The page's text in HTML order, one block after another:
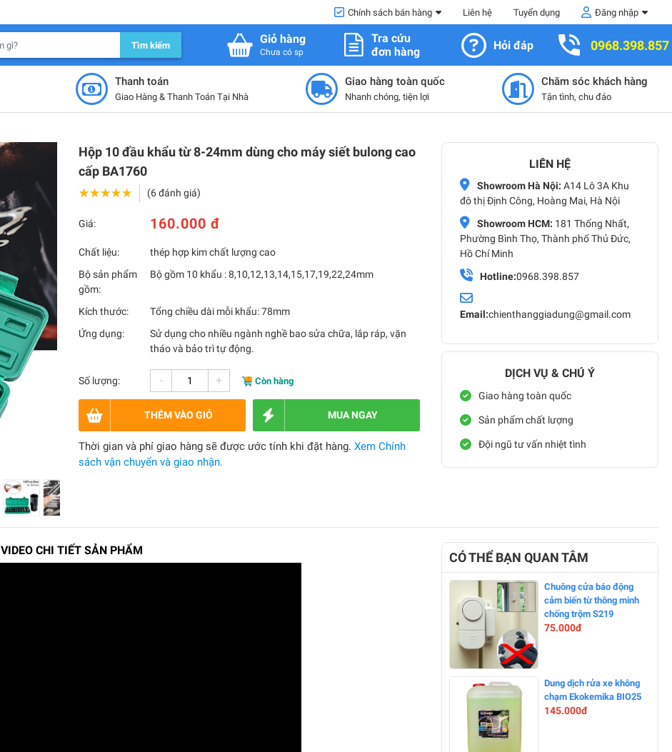
Chính sách bán hàng Liên hệ Tuyển dụng Đăng nhập
Tìm kiếm Giỏ hàng
Chưa có sp
Tra cứu
đơn hàng
Hỏi đáp 0968.398.857
Thanh toán
Giao Hàng & Thanh Toán Tại Nhà
Giao hàng toàn quốc
Nhanh chóng, tiện lợi
Chăm sóc khách hàng
Tận tình, chu đáo
Hộp 10 đầu khẩu từ 8-24mm dùng cho máy siết bulong cao
cấp BA1760
★★★★★
★★★★★ (6 đánh giá)
Giá: 160.000 đ
Chất liệu:
thép hợp kim chất lượng cao
Bộ sản phẩm
gồm:
Bộ gồm 10 khẩu : 8,10,12,13,14,15,17,19,22,24mm
Kích thước:
Tổng chiều dài mỗi khẩu: 78mm
Ứng dụng:
Sử dụng cho nhiều ngành nghề bao sửa chữa, lắp ráp, vặn
tháo và bảo trì tự động.
Số lượng: - + Còn hàng
THÊM VÀO GIỎ MUA NGAY
Thời gian và phí giao hàng sẽ được ước tính khi đặt hàng.Xem Chính
sách vận chuyển và giao nhận.
LIÊN HỆ
Showroom Hà Nội: A14 Lô 3A Khu
đô thị Định Công, Hoàng Mai, Hà Nội
Showroom HCM: 181 Thống Nhất,
Phường Bình Thọ, Thành phố Thủ Đức,
Hồ Chí Minh
Hotline:0968.398.857
Email:chienthanggiadung@gmail.com
DỊCH VỤ & CHÚ Ý
Giao hàng toàn quốc
Sản phẩm chất lượng
Đội ngũ tư vấn nhiệt tình
VIDEO CHI TIẾT SẢN PHẨM CÓ THỂ BẠN QUAN TÂM
-0%
Chuông cửa báo động
cảm biến từ thông minh
chống trộm S219
75.000đ
Dung dịch rửa xe không
chạm Ekokemika BIO25
145.000đ